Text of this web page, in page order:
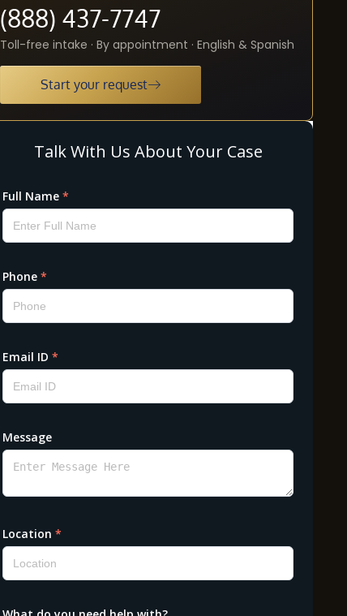
(888) 437-7747
Toll-free intake · By appointment · English & Spanish
Start your request